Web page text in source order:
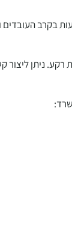
בקרב העובדים
רקע. ניתן